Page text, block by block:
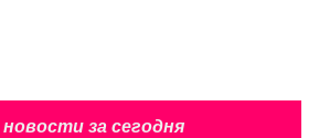
за сегодня